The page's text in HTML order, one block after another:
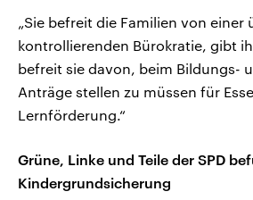
„Sie befreit die Familien von einer
kontrollierenden Bürokratie, gibt
befreit sie davon, beim Bildungs-
Anträge stellen zu müssen für
Lernförderung.“
Grüne, Linke und Teile der SPD
Kindergrundsicherung